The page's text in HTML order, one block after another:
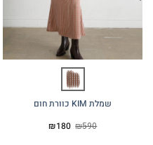
שמלת KIM כוורת חום
₪590 המחיר
המקורי
₪180 המחיר